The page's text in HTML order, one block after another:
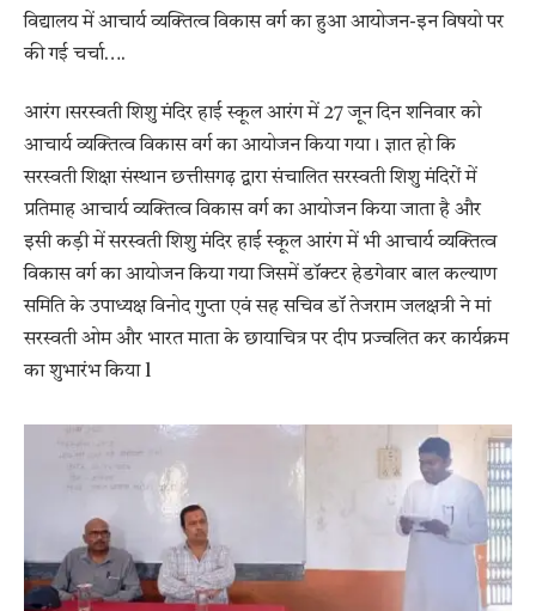
विद्यालय में आचार्य व्यक्तित्व विकास वर्ग का हुआ आयोजन-इन विषयो पर
की गई चर्चा….
आरंग।सरस्वती शिशु मंदिर हाई स्कूल आरंग में 27 जून दिन शनिवार को
आचार्य व्यक्तित्व विकास वर्ग का आयोजन किया गया। ज्ञात हो कि
सरस्वती शिक्षा संस्थान छत्तीसगढ़ द्वारा संचालित सरस्वती शिशु मंदिरों में
प्रतिमाह आचार्य व्यक्तित्व विकास वर्ग का आयोजन किया जाता है और
इसी कड़ी में सरस्वती शिशु मंदिर हाई स्कूल आरंग में भी आचार्य व्यक्तित्व
विकास वर्ग का आयोजन किया गया जिसमें डॉक्टर हेडगेवार बाल कल्याण
समिति के उपाध्यक्ष विनोद गुप्ता एवं सह सचिव डॉ तेजराम जलक्षत्री ने मां
सरस्वती ओम और भारत माता के छायाचित्र पर दीप प्रज्वलित कर कार्यक्रम
का शुभारंभ किया l